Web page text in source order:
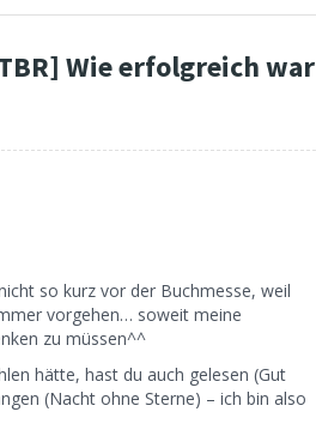
Wie erfolgreich war
so kurz vor der Buchmesse, weil
vorgehen… soweit meine
zu müssen^^
hätte, hast du auch gelesen (Gut
(Nacht ohne Sterne) – ich bin also